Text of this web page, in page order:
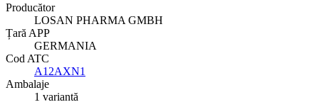
Producător
LOSAN PHARMA GMBH
Țară APP
GERMANIA
Cod ATC
A12AXN1
Ambalaje
1 variantă